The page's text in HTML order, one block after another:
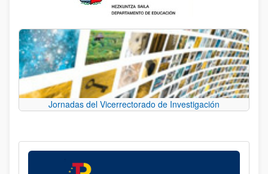
Jornadas del Vicerrectorado de Investigación